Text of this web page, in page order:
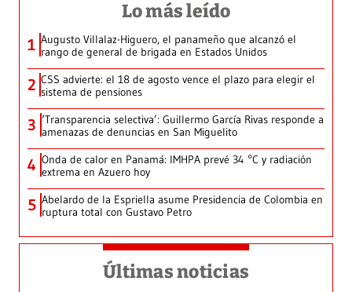
Lo más leído
1 Augusto Villalaz-Higuero, el panameño que alcanzó el
rango de general de brigada en Estados Unidos
2 CSS advierte: el 18 de agosto vence el plazo para elegir el
sistema de pensiones
3 ‘Transparencia selectiva’: Guillermo García Rivas responde a
amenazas de denuncias en San Miguelito
4 Onda de calor en Panamá: IMHPA prevé 34 °C y radiación
extrema en Azuero hoy
5 Abelardo de la Espriella asume Presidencia de Colombia en
ruptura total con Gustavo Petro
Últimas noticias